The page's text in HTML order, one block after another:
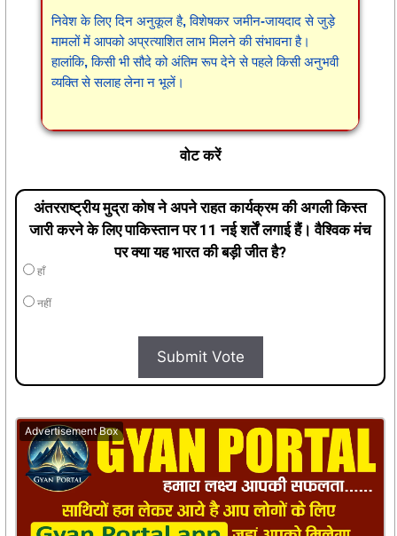
निवेश के लिए दिन अनुकूल है, विशेषकर जमीन-जायदाद से जुड़े
मामलों में आपको अप्रत्याशित लाभ मिलने की संभावना है।
हालांकि, किसी भी सौदे को अंतिम रूप देने से पहले किसी अनुभवी
व्यक्ति से सलाह लेना न भूलें।
वोट करें
अंतरराष्ट्रीय मुद्रा कोष ने अपने राहत कार्यक्रम की अगली किस्त
जारी करने के लिए पाकिस्तान पर 11 नई शर्तें लगाई हैं। वैश्विक मंच
पर क्या यह भारत की बड़ी जीत है?
हाँ
नहीं
Submit Vote
Advertisement Box